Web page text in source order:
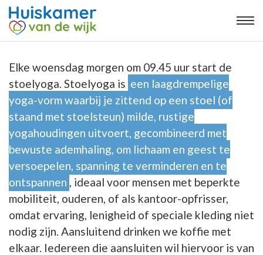
Elke woensdag morgen om 09.45 uur start de
stoelyoga. Stoelyoga is een laagdrempelige
yoga-vorm waarbij je zittend op een stoel (of
staand met stoelsteun) milde, rustige
yogahoudingen uitvoert, gecombineerd met
bewuste ademhaling, om lichaam en geest te
versoepelen, spanning te verminderen en te
ontspannen , ideaal voor mensen met beperkte
mobiliteit, ouderen, of als kantoor-opfrisser,
omdat ervaring, lenigheid of speciale kleding niet
nodig zijn. Aansluitend drinken we koffie met
elkaar. Iedereen die aansluiten wil hiervoor is van